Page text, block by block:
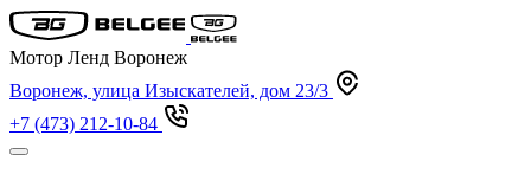
Мотор Ленд Воронеж
Воронеж, улица Изыскателей, дом 23/3
+7 (473) 212-10-84